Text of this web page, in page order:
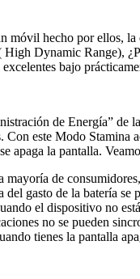
móvil hecho por ellos,
Dynamic Range),
bajo
de Energía” de
este Modo Stamina
apaga la pantalla.
de
gasto de la batería se
el dispositivo no
no se pueden
tienes la pantalla